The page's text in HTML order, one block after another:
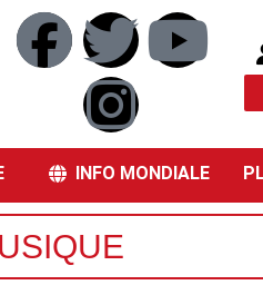
INFO MONDIALE